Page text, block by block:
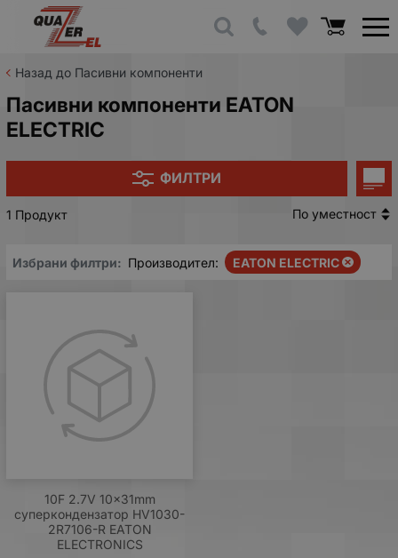
Назад до Пасивни компоненти
Пасивни компоненти EATON
ELECTRIC
ФИЛТРИ
1 Продукт По уместност
Избрани филтри: Производител: EATON ELECTRIC
10F 2.7V 10x31mm
суперкондензатор HV1030-
2R7106-R EATON
ELECTRONICS